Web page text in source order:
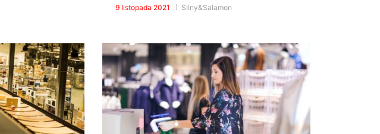
9 listopada 2021 Silny&Salamon